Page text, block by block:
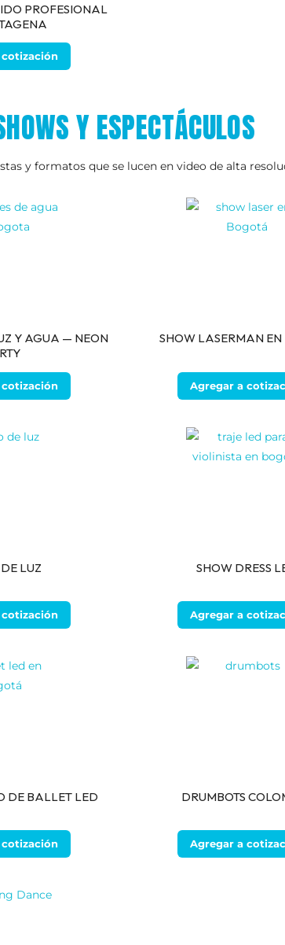
PROFESIONAL
Y ESPECTÁCULOS
y formatos que se lucen en video de alta
Y AGUA — NEON
SHOW LASERMAN EN
Agregar a
LUZ SHOW DRESS
Agregar a
DE BALLET LED DRUMBOTS
Agregar a